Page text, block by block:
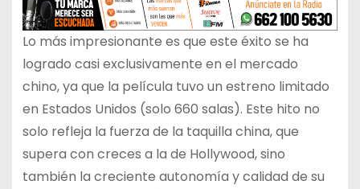
Lo más impresionante es que este éxito se ha
logrado casi exclusivamente en el mercado
chino, ya que la película tuvo un estreno limitado
en Estados Unidos (solo 660 salas). Este hito no
solo refleja la fuerza de la taquilla china, que
supera con creces a la de Hollywood, sino
también la creciente autonomía y calidad de su